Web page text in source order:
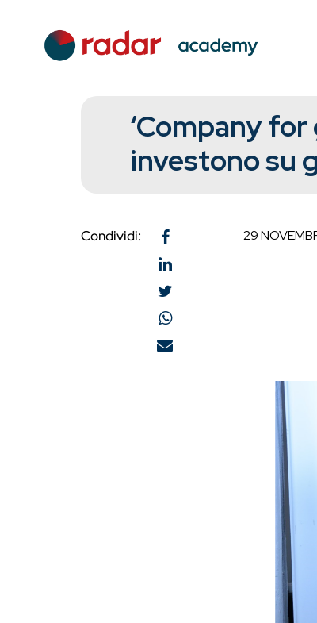
‘Company
investono su
29
Condividi: